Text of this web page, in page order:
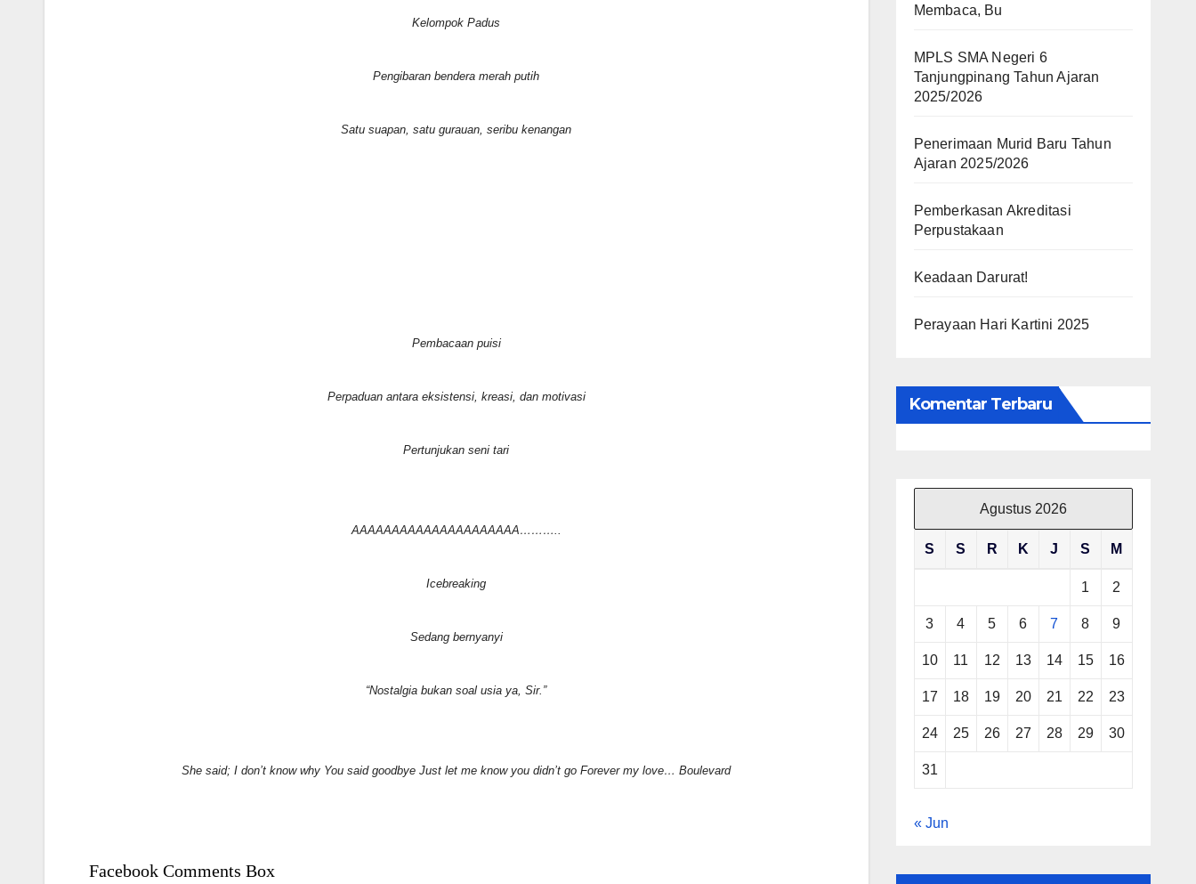
Kelompok Padus
Pengibaran bendera merah putih
Satu suapan, satu gurauan, seribu kenangan
Pembacaan puisi
Perpaduan antara eksistensi, kreasi, dan motivasi
Pertunjukan seni tari
AAAAAAAAAAAAAAAAAAAAA………..
Icebreaking
Sedang bernyanyi
“Nostalgia bukan soal usia ya, Sir.”
She said; I don’t know why You said goodbye Just let me know you didn’t go Forever my love… Boulevard
Facebook Comments Box
Membaca, Bu
MPLS SMA Negeri 6
Tanjungpinang Tahun Ajaran
2025/2026
Penerimaan Murid Baru Tahun
Ajaran 2025/2026
Pemberkasan Akreditasi
Perpustakaan
Keadaan Darurat!
Perayaan Hari Kartini 2025
Komentar Terbaru
Agustus 2026
S S R K J S M
1 2
3 4 5 6 7 8 9
10 11 12 13 14 15 16
17 18 19 20 21 22 23
24 25 26 27 28 29 30
31
« Jun